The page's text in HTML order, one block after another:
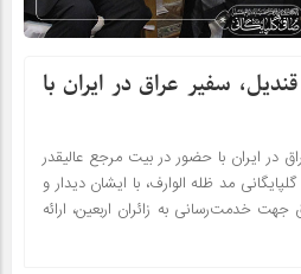
سفیر عراق در ایران با
در ایران با حضور در بیت مرجع عالیقدر
مد ظله الوارف، با ایشان دیدار و
جهت خدمت‌رسانی به زائران اربعین، ارائه